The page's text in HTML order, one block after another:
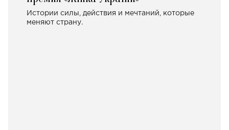
Истории силы, действия и мечтаний, которые
меняют страну.